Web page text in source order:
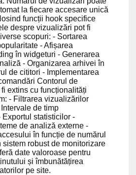
la fiecare accesare unică
funcții hook specifice
despre vizualizări pot fi
scopuri: - Sortarea
- Afișarea
în widgeturi - Generarea
- Organizarea arhivei în
de cititori - Implementarea
Contorul de
extins cu funcționalități
- Filtrarea vizualizărilor
de timp
statisticilor -
de analiză externe -
în funcție de numărul
robust de monitorizare
date valoroase pentru
și îmbunătățirea
pe site.